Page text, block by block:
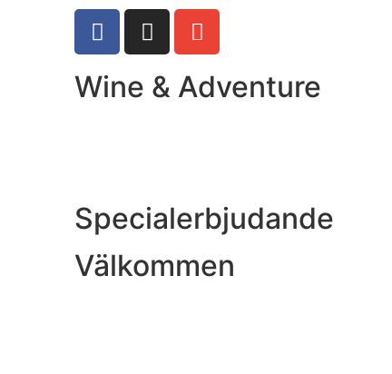
Wine & Adventure
Specialerbjudande
Välkommen